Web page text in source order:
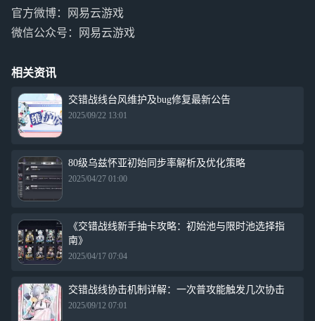
官方微博：网易云游戏
微信公众号：网易云游戏
相关资讯
交错战线台风维护及bug修复最新公告
2025/09/22 13:01
80级乌兹怀亚初始同步率解析及优化策略
2025/04/27 01:00
《交错战线新手抽卡攻略：初始池与限时池选择指
南》
2025/04/17 07:04
交错战线协击机制详解：一次普攻能触发几次协击
2025/09/12 07:01